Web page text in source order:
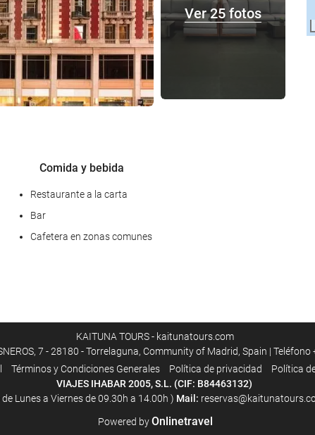
Ver 25 fotos
Comida y bebida
Restaurante a la carta
Bar
Cafetera en zonas comunes
Wifi gratis
KAITUNA TOURS - kaitunatours.com
7 - 28180 - Torrelaguna, Community of Madrid, Spain | Teléfono
Términos y Condiciones Generales Polí­tica de privacidad
Política
VIAJES IHABAR 2005, S.L. (CIF: B84463132)
Lunes a Viernes de 09.30h a 14.00h ) Mail:
Powered byOnlinetravel